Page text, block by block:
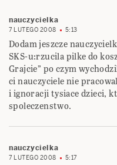
nauczycielka
7 LUTEGO 2008 5:13
Dodam jeszcze
SKS-u:rzucila pilke do
Grajcie” po czym
ci nauczyciele nie
i ignoracji tysiace dzieci,
spoleczenstwo.
nauczycielka
7 LUTEGO 2008 5:17